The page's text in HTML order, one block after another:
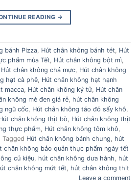
READING →
bánh Pizza Hút chân không bánh tét
Hút
phẩm mùa Tết
Hút chân không bột mì
Hút chân không chả mực Hút chân không
hạt cà phê Hút chân không hạt hạnh
macca Hút chân không kỷ tử Hút chân
không mè đen giá rẻ hút chân không
ngũ cốc Hút chân không táo đỏ sấy khô
chân không thịt bò
Hút chân không thịt
thực phẩm Hút chân không tôm khô
Tagged Hút chân không bánh chưng
hút
chân không bảo quản thực phẩm ngày tết
củ kiệu hút chân không dưa hành
hút
chân không mứt tết
hút chân không thịt
Leave a comment